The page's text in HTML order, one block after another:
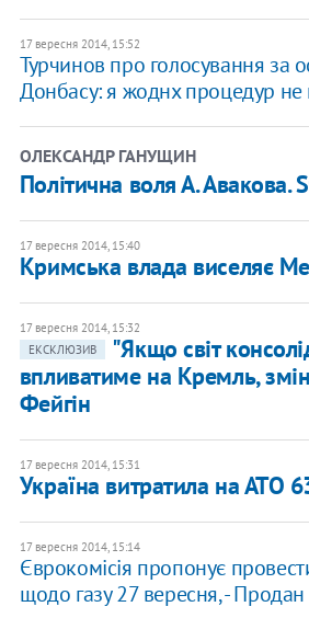
17 вересня 2014, 15:52
Турчинов про голосування за
Донбасу: я жоднх процедур
ОЛЕКСАНДР ГАНУЩИН
Політична воля А. Авакова.
17 вересня 2014, 15:40
Кримська влада виселяє
17 вересня 2014, 15:32
ЕКСКЛЮЗИВ
"Якщо світ
впливатиме на Кремль,
Фейгін
17 вересня 2014, 15:31
Україна витратила на АТО
17 вересня 2014, 15:14
Єврокомісія пропонує
щодо газу 27 вересня, - Продан